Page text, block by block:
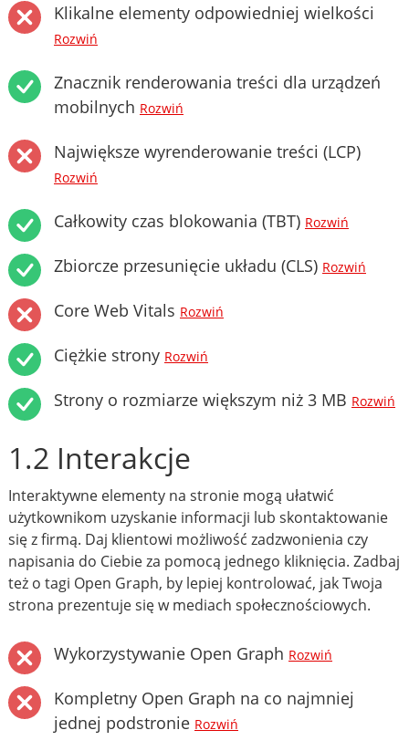
Klikalne elementy odpowiedniej wielkości
Rozwiń
Znacznik renderowania treści dla urządzeń
mobilnych Rozwiń
Największe wyrenderowanie treści (LCP)
Rozwiń
Całkowity czas blokowania (TBT) Rozwiń
Zbiorcze przesunięcie układu (CLS) Rozwiń
Core Web Vitals Rozwiń
Ciężkie strony Rozwiń
Strony o rozmiarze większym niż 3 MB Rozwiń
1.2 Interakcje
Interaktywne elementy na stronie mogą ułatwić
użytkownikom uzyskanie informacji lub skontaktowanie
się z firmą. Daj klientowi możliwość zadzwonienia czy
napisania do Ciebie za pomocą jednego kliknięcia. Zadbaj
też o tagi Open Graph, by lepiej kontrolować, jak Twoja
strona prezentuje się w mediach społecznościowych.
Wykorzystywanie Open Graph Rozwiń
Kompletny Open Graph na co najmniej
jednej podstronie Rozwiń